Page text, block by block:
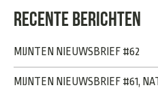
RECENTE BERICHTEN
MIJNTEN NIEUWSBRIEF #62
MIJNTEN NIEUWSBRIEF #61,